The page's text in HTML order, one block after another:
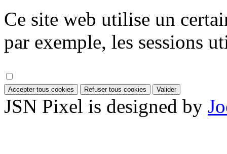
Ce site web utilise un
par exemple, les sessions
Accepter tous cookies Refuser tous cookies Valider
JSN Pixel is designed by